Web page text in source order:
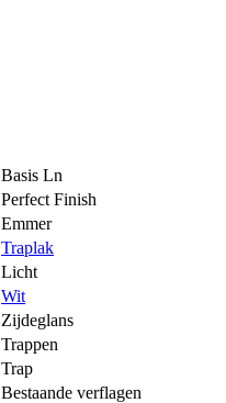
Basis Ln
Perfect Finish
Emmer
Traplak
Licht
Wit
Zijdeglans
Trappen
Trap
Bestaande verflagen